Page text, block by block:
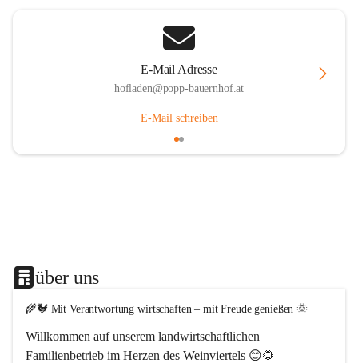
E-Mail Adresse
hofladen@popp-bauernhof.at
E-Mail schreiben
über uns
🌾🐓 Mit Verantwortung wirtschaften – mit Freude genießen 🌞
Willkommen auf unserem landwirtschaftlichen
Familienbetrieb im Herzen des Weinviertels 😊🌻